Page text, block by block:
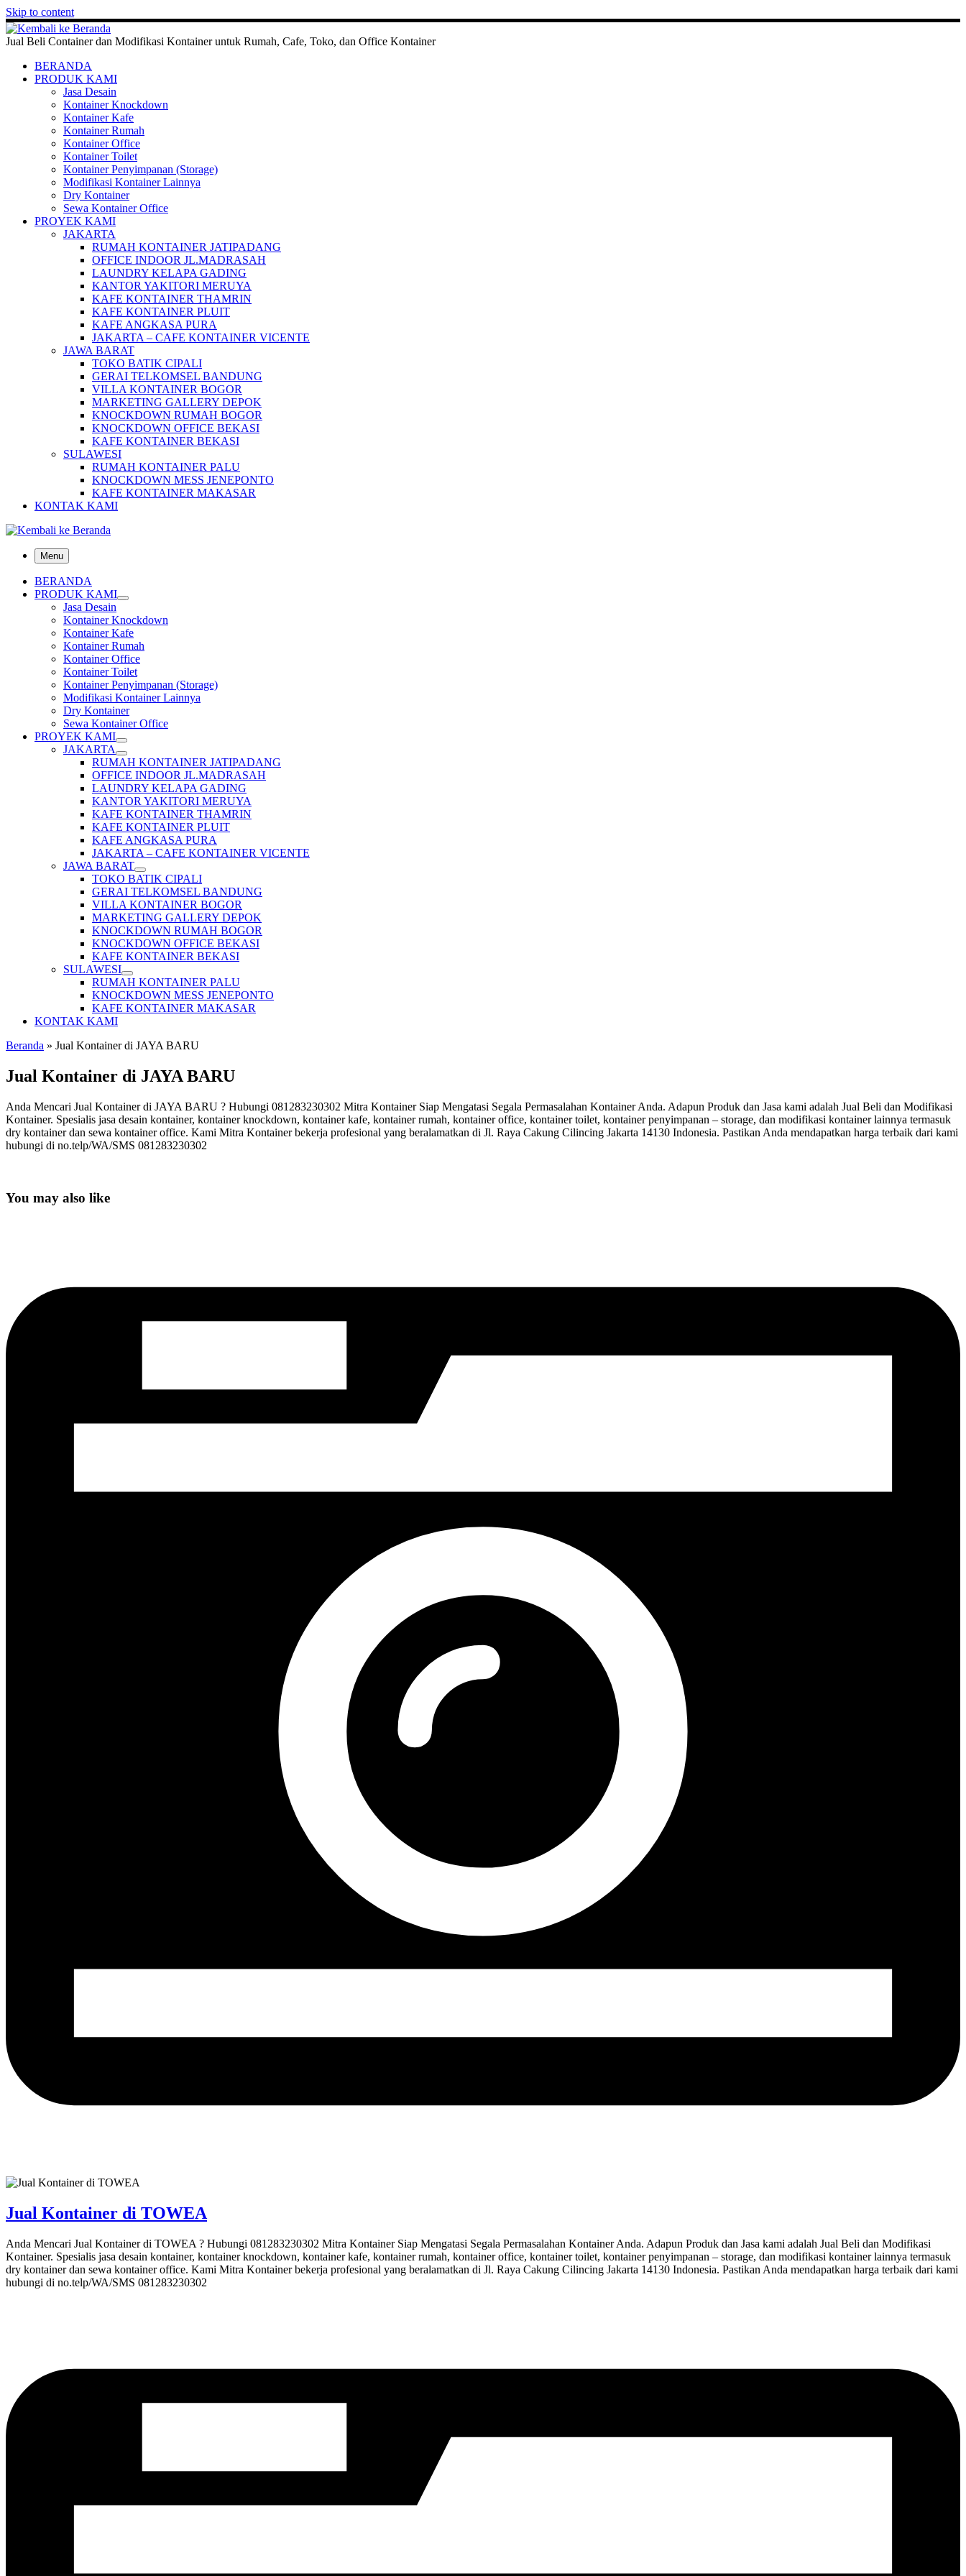
Skip to content
Jual Beli Container dan Modifikasi Kontainer untuk Rumah, Cafe, Toko, dan Office Kontainer
BERANDA
PRODUK KAMI
Jasa Desain
Kontainer Knockdown
Kontainer Kafe
Kontainer Rumah
Kontainer Office
Kontainer Toilet
Kontainer Penyimpanan (Storage)
Modifikasi Kontainer Lainnya
Dry Kontainer
Sewa Kontainer Office
PROYEK KAMI
JAKARTA
RUMAH KONTAINER JATIPADANG
OFFICE INDOOR JL.MADRASAH
LAUNDRY KELAPA GADING
KANTOR YAKITORI MERUYA
KAFE KONTAINER THAMRIN
KAFE KONTAINER PLUIT
KAFE ANGKASA PURA
JAKARTA – CAFE KONTAINER VICENTE
JAWA BARAT
TOKO BATIK CIPALI
GERAI TELKOMSEL BANDUNG
VILLA KONTAINER BOGOR
MARKETING GALLERY DEPOK
KNOCKDOWN RUMAH BOGOR
KNOCKDOWN OFFICE BEKASI
KAFE KONTAINER BEKASI
SULAWESI
RUMAH KONTAINER PALU
KNOCKDOWN MESS JENEPONTO
KAFE KONTAINER MAKASAR
KONTAK KAMI
Menu
BERANDA
PRODUK KAMI
Jasa Desain
Kontainer Knockdown
Kontainer Kafe
Kontainer Rumah
Kontainer Office
Kontainer Toilet
Kontainer Penyimpanan (Storage)
Modifikasi Kontainer Lainnya
Dry Kontainer
Sewa Kontainer Office
PROYEK KAMI
JAKARTA
RUMAH KONTAINER JATIPADANG
OFFICE INDOOR JL.MADRASAH
LAUNDRY KELAPA GADING
KANTOR YAKITORI MERUYA
KAFE KONTAINER THAMRIN
KAFE KONTAINER PLUIT
KAFE ANGKASA PURA
JAKARTA – CAFE KONTAINER VICENTE
JAWA BARAT
TOKO BATIK CIPALI
GERAI TELKOMSEL BANDUNG
VILLA KONTAINER BOGOR
MARKETING GALLERY DEPOK
KNOCKDOWN RUMAH BOGOR
KNOCKDOWN OFFICE BEKASI
KAFE KONTAINER BEKASI
SULAWESI
RUMAH KONTAINER PALU
KNOCKDOWN MESS JENEPONTO
KAFE KONTAINER MAKASAR
KONTAK KAMI
Beranda » Jual Kontainer di JAYA BARU
Jual Kontainer di JAYA BARU
Anda Mencari Jual Kontainer di JAYA BARU ? Hubungi 081283230302 Mitra Kontainer Siap Mengatasi Segala Permasalahan Kontainer Anda. Adapun Produk dan Jasa kami adalah Jual Beli dan Modifikasi
Kontainer. Spesialis jasa desain kontainer, kontainer knockdown, kontainer kafe, kontainer rumah, kontainer office, kontainer toilet, kontainer penyimpanan – storage, dan modifikasi kontainer lainnya termasuk
dry kontainer dan sewa kontainer office. Kami Mitra Kontainer bekerja profesional yang beralamatkan di Jl. Raya Cakung Cilincing Jakarta 14130 Indonesia. Pastikan Anda mendapatkan harga terbaik dari kami
hubungi di no.telp/WA/SMS 081283230302
You may also like
Jual Kontainer di TOWEA
Anda Mencari Jual Kontainer di TOWEA ? Hubungi 081283230302 Mitra Kontainer Siap Mengatasi Segala Permasalahan Kontainer Anda. Adapun Produk dan Jasa kami adalah Jual Beli dan Modifikasi
Kontainer. Spesialis jasa desain kontainer, kontainer knockdown, kontainer kafe, kontainer rumah, kontainer office, kontainer toilet, kontainer penyimpanan – storage, dan modifikasi kontainer lainnya termasuk
dry kontainer dan sewa kontainer office. Kami Mitra Kontainer bekerja profesional yang beralamatkan di Jl. Raya Cakung Cilincing Jakarta 14130 Indonesia. Pastikan Anda mendapatkan harga terbaik dari kami
hubungi di no.telp/WA/SMS 081283230302